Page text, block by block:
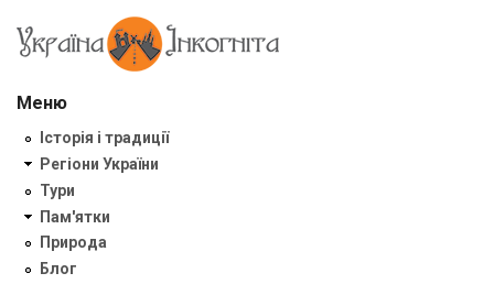
Меню
Історія і традиції
Регіони України
Тури
Пам'ятки
Природа
Блог